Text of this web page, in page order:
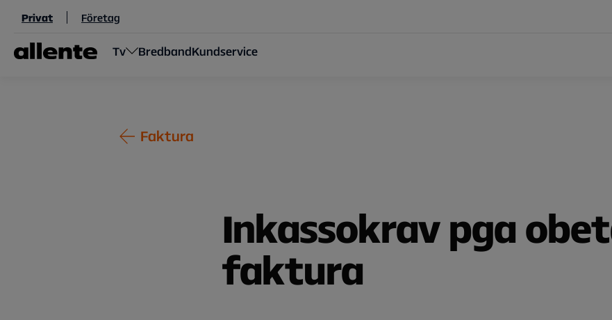
Hoppa till huvudinnehåll
Privat Företag
Tv BredbandKundservice
Faktura
Inkassokrav pga
faktura